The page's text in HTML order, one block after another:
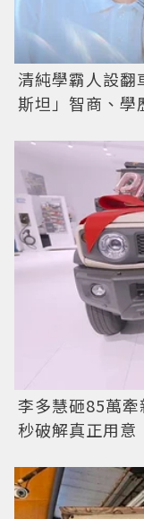
清純學霸人設翻
斯坦」智商、學
李多慧砸85萬
秒破解真正用意